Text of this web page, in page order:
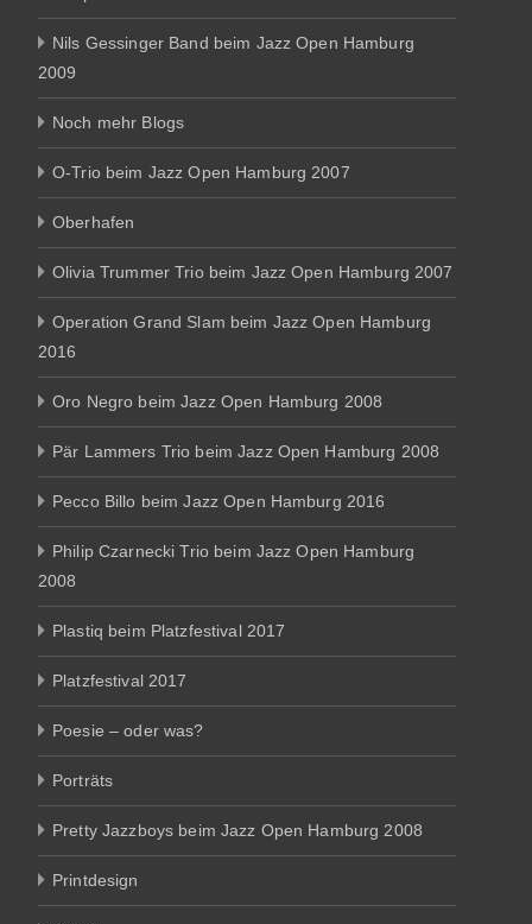
Nils Gessinger Band beim Jazz Open Hamburg
2009
Noch mehr Blogs
O-Trio beim Jazz Open Hamburg 2007
Oberhafen
Olivia Trummer Trio beim Jazz Open Hamburg 2007
Operation Grand Slam beim Jazz Open Hamburg
2016
Oro Negro beim Jazz Open Hamburg 2008
Pär Lammers Trio beim Jazz Open Hamburg 2008
Pecco Billo beim Jazz Open Hamburg 2016
Philip Czarnecki Trio beim Jazz Open Hamburg
2008
Plastiq beim Platzfestival 2017
Platzfestival 2017
Poesie – oder was?
Porträts
Pretty Jazzboys beim Jazz Open Hamburg 2008
Printdesign